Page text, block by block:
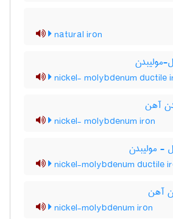
natural iron
مولیبدن
nickel- molybdenum ductile
آهن
nickel- molybdenum iron
- مولیبدن
nickel-molybdenum ductile
آهن
nickel-molybdenum iron